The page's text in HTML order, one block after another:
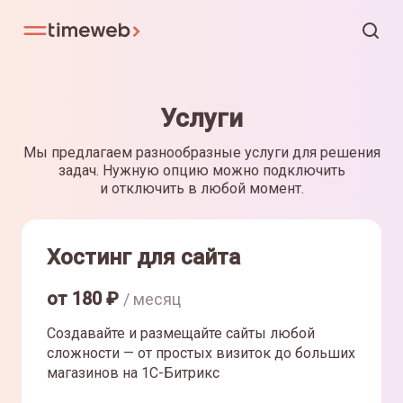
Услуги
Мы предлагаем разнообразные услуги для решения
задач. Нужную опцию можно подключить
и отключить в любой момент.
Хостинг для сайта
от 180₽ / месяц
Создавайте и размещайте сайты любой
сложности — от простых визиток до больших
магазинов на 1С-Битрикс